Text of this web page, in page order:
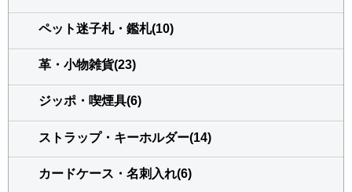
ペット迷子札・鑑札(10)
革・小物雑貨(23)
ジッポ・喫煙具(6)
ストラップ・キーホルダー(14)
カードケース・名刺入れ(6)